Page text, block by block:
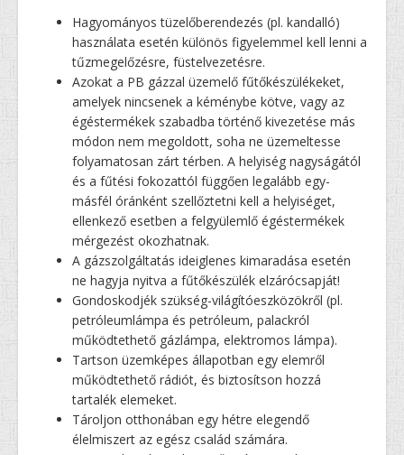
Hagyományos tüzelőberendezés (pl. kandalló)
használata esetén különös figyelemmel kell lenni a
tűzmegelőzésre, füstelvezetésre.
Azokat a PB gázzal üzemelő fűtőkészülékeket,
amelyek nincsenek a kéménybe kötve, vagy az
égéstermékek szabadba történő kivezetése más
módon nem megoldott, soha ne üzemeltesse
folyamatosan zárt térben. A helyiség nagyságától
és a fűtési fokozattól függően legalább egy-
másfél óránként szellőztetni kell a helyiséget,
ellenkező esetben a felgyülemlő égéstermékek
mérgezést okozhatnak.
A gázszolgáltatás ideiglenes kimaradása esetén
ne hagyja nyitva a fűtőkészülék elzárócsapját!
Gondoskodjék szükség-világítóeszközökről (pl.
petróleumlámpa és petróleum, palackról
működtethető gázlámpa, elektromos lámpa).
Tartson üzemképes állapotban egy elemről
működtethető rádiót, és biztosítson hozzá
tartalék elemeket.
Tároljon otthonában egy hétre elegendő
élelmiszert az egész család számára.